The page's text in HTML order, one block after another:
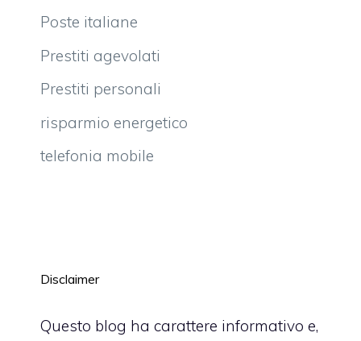
Poste italiane
Prestiti agevolati
Prestiti personali
risparmio energetico
telefonia mobile
Disclaimer
Questo blog ha carattere informativo e,